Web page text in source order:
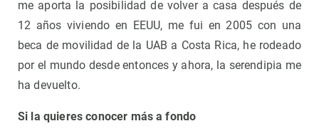
me aporta la posibilidad de volver a casa después de
12 años viviendo en EEUU, me fui en 2005 con una
beca de movilidad de la UAB a Costa Rica, he rodeado
por el mundo desde entonces y ahora, la serendipia me
ha devuelto.
Si la quieres conocer más a fondo